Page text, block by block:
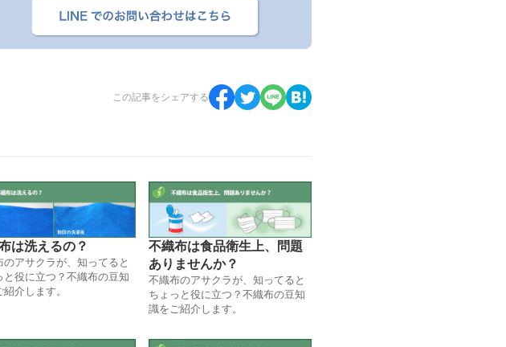
この記事をシェアする
は洗えるの？
のアサクラが、知ってると
と役に立つ？不織布の豆知
介します。
不織布は食品衛生上、問題
ありませんか？
不織布のアサクラが、知ってると
ちょっと役に立つ？不織布の豆知
識をご紹介します。